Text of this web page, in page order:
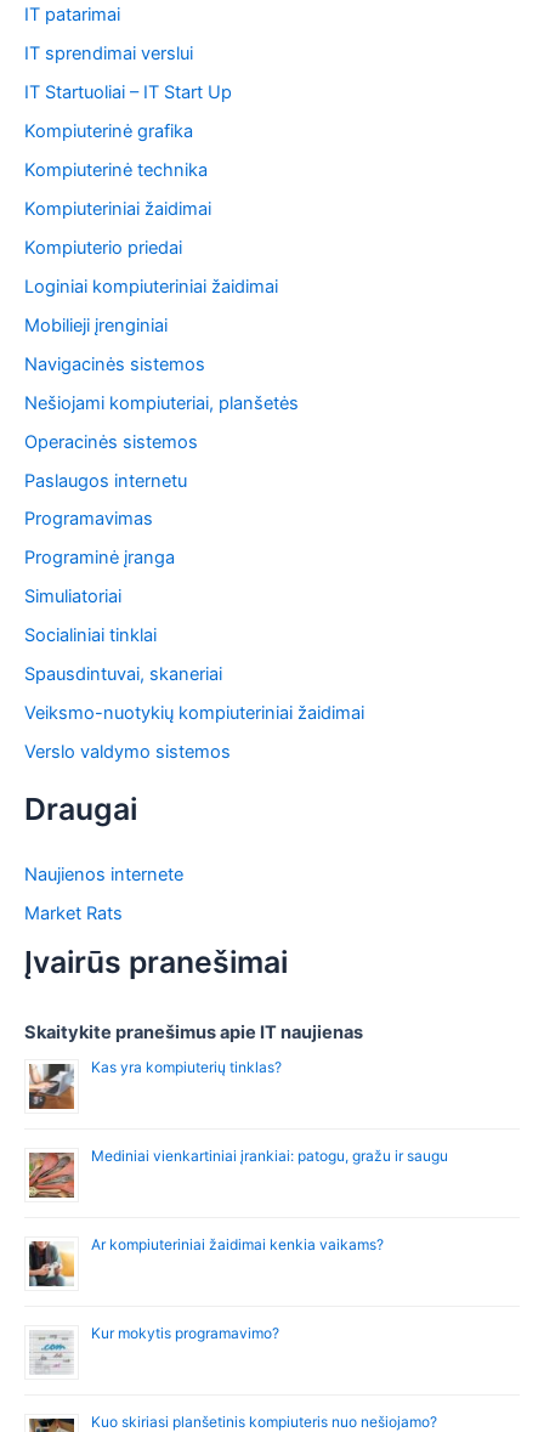
IT patarimai
IT sprendimai verslui
IT Startuoliai – IT Start Up
Kompiuterinė grafika
Kompiuterinė technika
Kompiuteriniai žaidimai
Kompiuterio priedai
Loginiai kompiuteriniai žaidimai
Mobilieji įrenginiai
Navigacinės sistemos
Nešiojami kompiuteriai, planšetės
Operacinės sistemos
Paslaugos internetu
Programavimas
Programinė įranga
Simuliatoriai
Socialiniai tinklai
Spausdintuvai, skaneriai
Veiksmo-nuotykių kompiuteriniai žaidimai
Verslo valdymo sistemos
Draugai
Naujienos internete
Market Rats
Įvairūs pranešimai
Skaitykite pranešimus apie IT naujienas
Kas yra kompiuterių tinklas?
Mediniai vienkartiniai įrankiai: patogu, gražu ir saugu
Ar kompiuteriniai žaidimai kenkia vaikams?
Kur mokytis programavimo?
Kuo skiriasi planšetinis kompiuteris nuo nešiojamo?